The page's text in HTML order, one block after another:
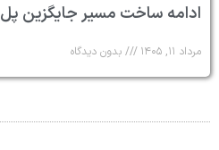
ادامه ساخت مسیر جایگزین پل b۱
مرداد ۱۱, ۱۴۰۵ بدون دیدگاه